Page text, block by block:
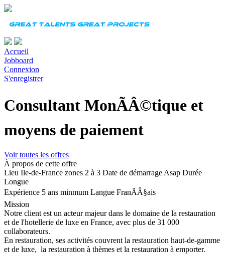
Accueil
Jobboard
Connexion
S'enregistrer
Consultant MonÃÂ©tique et
moyens de paiement
Voir toutes les offres
À propos de cette offre
Lieu Ile-de-France zones 2 à 3 Date de démarrage Asap Durée
Longue
Expérience 5 ans minmum Langue FranÃÂ§ais
Mission
Notre client est un acteur majeur dans le domaine de la restauration
et de l'hotellerie de luxe en France, avec plus de 31 000
collaborateurs.
En restauration, ses activités couvrent la restauration haut-de-gamme
et de luxe, la restauration à thèmes et la restauration à emporter.